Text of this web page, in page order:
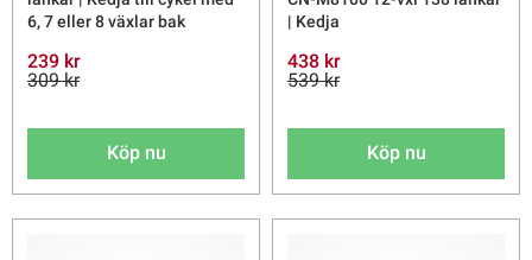
6, 7 eller 8 växlar bak
239 kr
309 kr
Köp nu
| Kedja
438 kr
539 kr
Köp nu